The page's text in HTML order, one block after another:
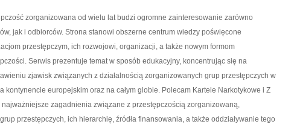
zorganizowana od wielu lat budzi ogromne zainteresowanie zarówno
jak i odbiorców. Strona stanowi obszerne centrum wiedzy poświęcone
przestępczym, ich rozwojowi, organizacji, a także nowym formom
Serwis prezentuje temat w sposób edukacyjny, koncentrując się na
zjawisk związanych z działalnością zorganizowanych grup przestępczych w
kontynencie europejskim oraz na całym globie. Polecam Kartele Narkotykowe i Z
zagadnienia związane z przestępczością zorganizowaną,
przestępczych, ich hierarchię, źródła finansowania, a także oddziaływanie tego